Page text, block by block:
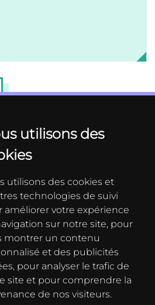
utilisons des
utilisons des cookies et
technologies de suivi
améliorer votre expérience
sur notre site, pour
montrer un contenu
et des publicités
pour analyser le trafic de
site et pour comprendre la
de nos visiteurs.
!*
en remercie.
courte en général, il reviendra vers
réservés.Mentions légales
préférences des cookies.